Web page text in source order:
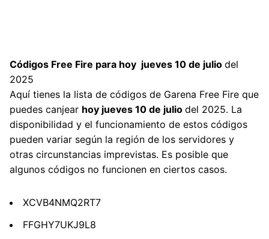
Códigos Free Fire para hoy jueves 10 de julio del
2025
Aquí tienes la lista de códigos de Garena Free Fire que
puedes canjear hoy jueves 10 de julio del 2025. La
disponibilidad y el funcionamiento de estos códigos
pueden variar según la región de los servidores y
otras circunstancias imprevistas. Es posible que
algunos códigos no funcionen en ciertos casos.
XCVB4NMQ2RT7
FFGHY7UKJ9L8